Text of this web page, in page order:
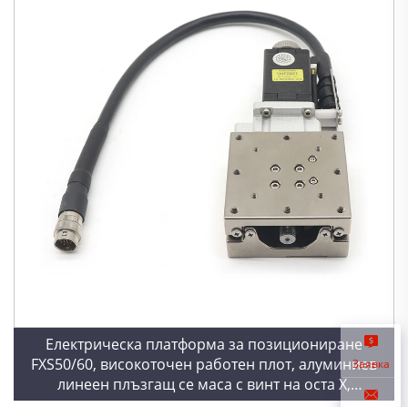
Електрическа платформа за позициониране
FXS50/60, високоточен работен плот, алуминиев
линеен плъзгащ се маса с винт на оста X,
Заявка